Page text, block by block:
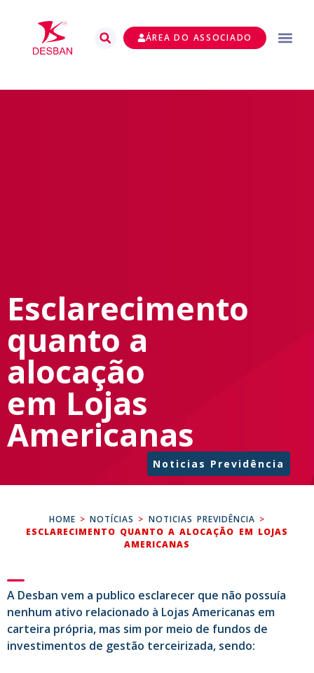
ÁREA DO ASSOCIADO
Esclarecimento
quanto a
alocação
em Lojas
Americanas
Noticias Previdência
HOME >NOTÍCIAS > NOTICIAS PREVIDÊNCIA >
ESCLARECIMENTO QUANTO A ALOCAÇÃO EM LOJAS
AMERICANAS
A Desban vem a publico esclarecer que não possuía
nenhum ativo relacionado à Lojas Americanas em
carteira própria, mas sim por meio de fundos de
investimentos de gestão terceirizada, sendo: